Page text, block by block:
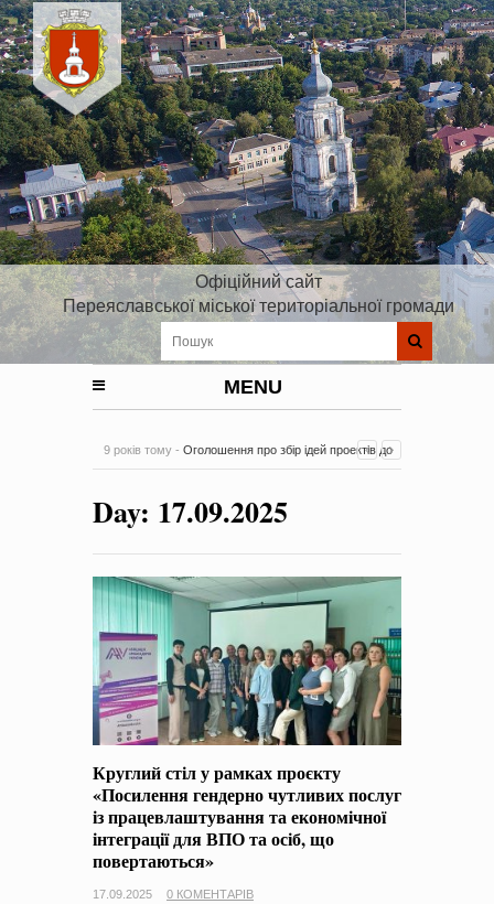
Офіційний сайт
Переяславської міської територіальної громади
MENU
9 років тому - Оголошення про збір ідей проектів до
на період 2018 – 2020 роки Оголошення про збір ідей
проектів
-0 Коментарів
Day: 17.09.2025
Круглий стіл у рамках проєкту
«Посилення гендерно чутливих послуг
із працевлаштування та економічної
інтеграції для ВПО та осіб, що
повертаються»
17.09.2025 0 КОМЕНТАРІВ